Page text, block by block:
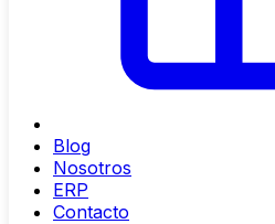
Blog
Nosotros
ERP
Contacto